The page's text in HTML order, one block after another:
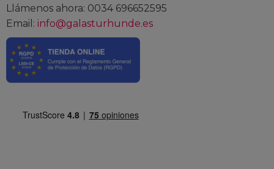
Llámenos ahora: 0034 696652595
Email: info@galasturhunde.es